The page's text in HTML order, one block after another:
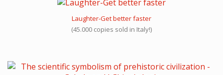
Laughter-Get better faster
(45.000 copies sold in Italy!)